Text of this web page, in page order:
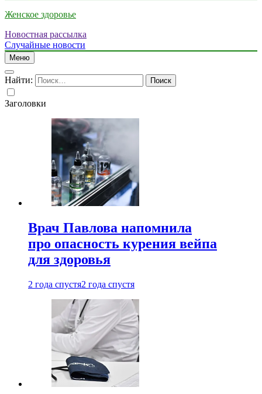
Женское здоровье
Новостная рассылка
Случайные новости
Меню
Найти:
Заголовки
Врач Павлова напомнила
про опасность курения вейпа
для здоровья
2 года спустя2 года спустя